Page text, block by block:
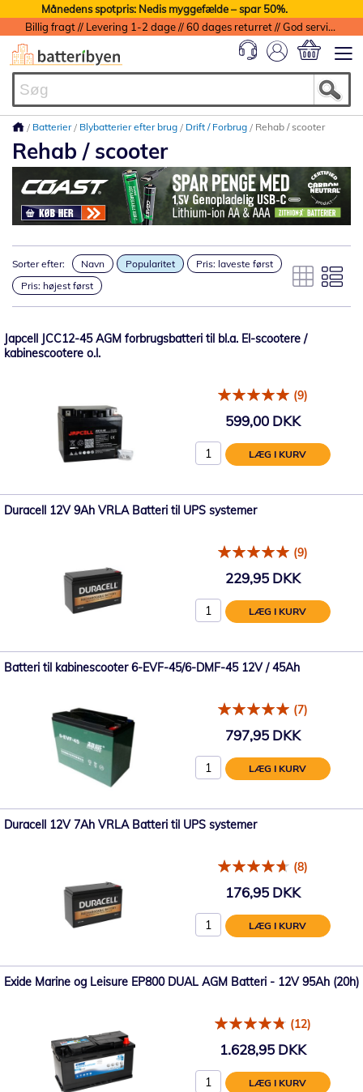
Månedens spotpris: Nedis myggefælde – spar 50%.
Billig fragt // Levering 1-2 dage // 60 dages returret // God service med garanti
Batterier Blybatterier efter brug Drift / Forbrug Rehab / scooter
Rehab / scooter
Sorter efter: Navn Popularitet
Pris: laveste først
Pris: højest først
Japcell JCC12-45 AGM forbrugsbatteri til bl.a. El-scootere /
kabinescootere o.l.
(9)
599,00 DKK
LÆG I KURV
Duracell 12V 9Ah VRLA Batteri til UPS systemer
(9)
229,95 DKK
LÆG I KURV
Batteri til kabinescooter 6-EVF-45/6-DMF-45 12V / 45Ah
(7)
797,95 DKK
LÆG I KURV
Duracell 12V 7Ah VRLA Batteri til UPS systemer
(8)
176,95 DKK
LÆG I KURV
Exide Marine og Leisure EP800 DUAL AGM Batteri - 12V 95Ah (20h)
(12)
1.628,95 DKK
LÆG I KURV